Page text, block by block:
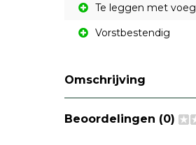
Te leggen met voeg
Vorstbestendig
Omschrijving
Beoordelingen (0)